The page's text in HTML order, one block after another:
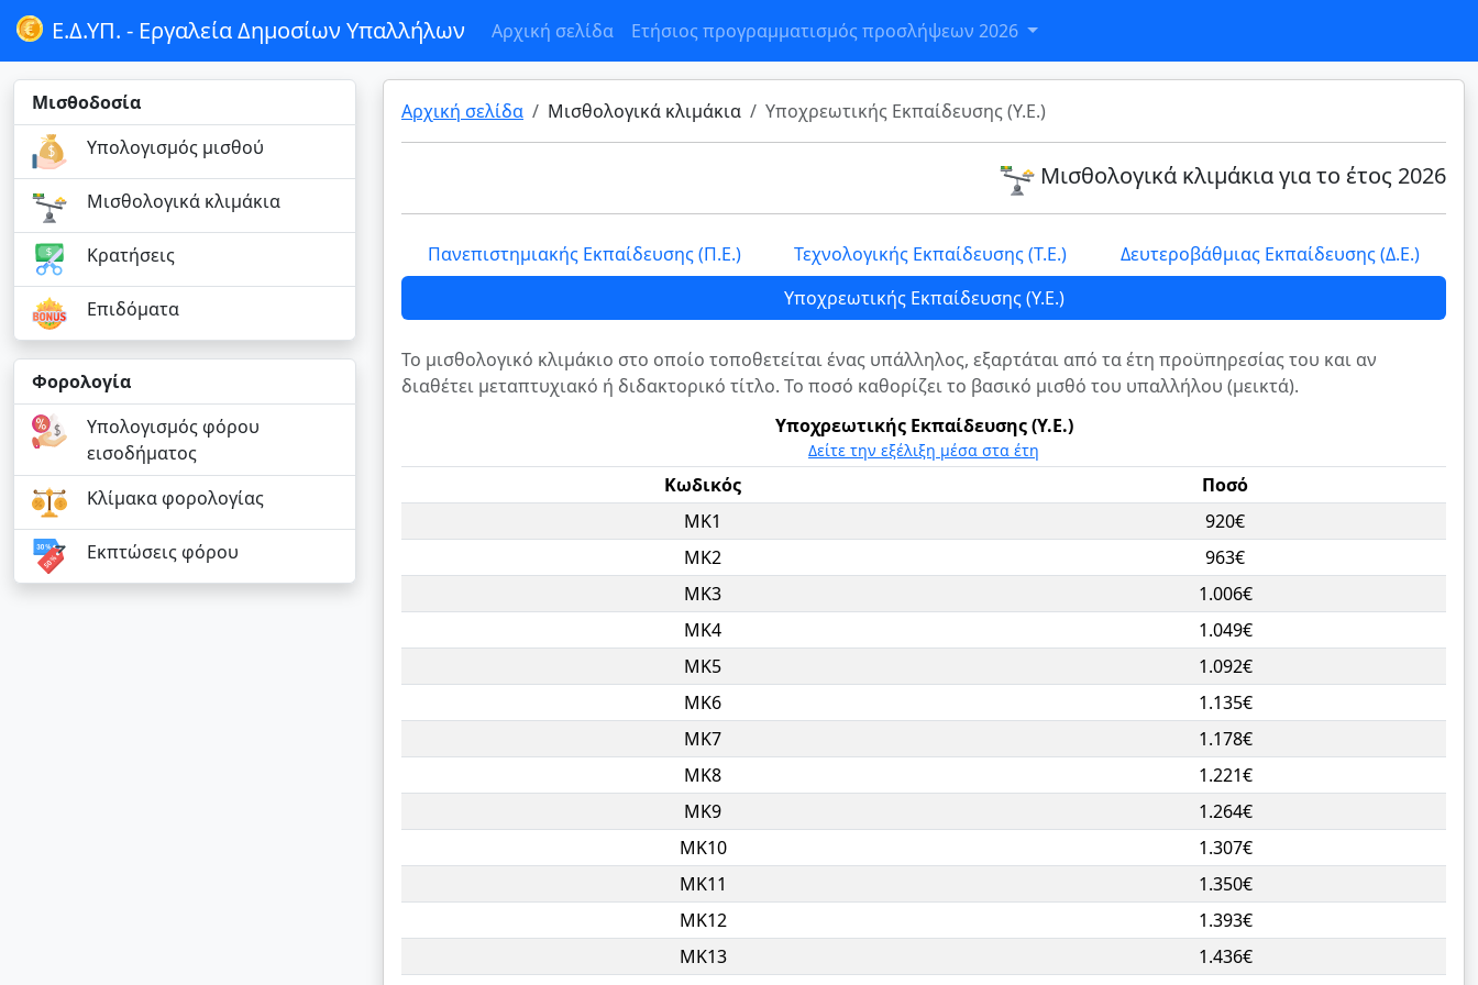
Ε.Δ.ΥΠ. - Εργαλεία Δημοσίων Υπαλλήλων Αρχική σελίδα Ετήσιος προγραμματισμός προσλήψεων 2026
Μισθοδοσία
Υπολογισμός μισθού
Μισθολογικά κλιμάκια
Κρατήσεις
Επιδόματα
Φορολογία
Υπολογισμός φόρου
εισοδήματος
Κλίμακα φορολογίας
Εκπτώσεις φόρου
Αρχική σελίδα Μισθολογικά κλιμάκια Υποχρεωτικής Εκπαίδευσης (Υ.Ε.)
Μισθολογικά κλιμάκια για το έτος 2026
Πανεπιστημιακής Εκπαίδευσης (Π.Ε.) Τεχνολογικής Εκπαίδευσης (Τ.Ε.)
Δευτεροβάθμιας Εκπαίδευσης (Δ.Ε.)
Υποχρεωτικής Εκπαίδευσης (Υ.Ε.)
Το μισθολογικό κλιμάκιο στο οποίο τοποθετείται ένας υπάλληλος, εξαρτάται από τα έτη προϋπηρεσίας του και αν
διαθέτει μεταπτυχιακό ή διδακτορικό τίτλο. Το ποσό καθορίζει το βασικό μισθό του υπαλλήλου (μεικτά).
Υποχρεωτικής Εκπαίδευσης (Υ.Ε.)
Δείτε την εξέλιξη μέσα στα έτη
Κωδικός
Ποσό
ΜΚ1
920€
ΜΚ2
963€
ΜΚ3
1.006€
ΜΚ4
1.049€
ΜΚ5
1.092€
ΜΚ6
1.135€
ΜΚ7
1.178€
ΜΚ8
1.221€
ΜΚ9
1.264€
ΜΚ10
1.307€
ΜΚ11
1.350€
ΜΚ12
1.393€
ΜΚ13
1.436€